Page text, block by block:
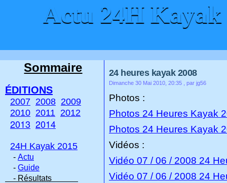
Actu 24H Kayak
24 heures kayak 2008
Dimanche 30 Mai 2010, 20:35 , par jg56
Photos :
Photos 24 Heures Kayak
Photos 24 Heures Kayak
Vidéos :
Vidéo 07 / 06 / 2008 24
Vidéo 07 / 06 / 2008 24
Sommaire
ÉDITIONS
2007 2008 2009
2010 2011 2012
2013 2014
24H Kayak 2015
- Actu
- Guide
- Résultats